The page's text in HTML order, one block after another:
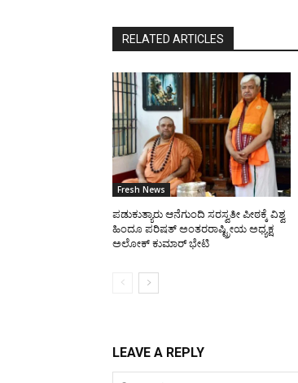
RELATED ARTICLES
Fresh News
ಪಡುಕುತ್ಯಾರು ಆನೆಗುಂದಿ ಸರಸ್ವತೀ ಪೀಠಕ್ಕೆ ವಿಶ್ವ
ಹಿಂದೂ ಪರಿಷತ್ ಅಂತರರಾಷ್ಟ್ರೀಯ ಅಧ್ಯಕ್ಷ
ಅಲೋಕ್ ಕುಮಾರ್ ಭೇಟಿ
LEAVE A REPLY